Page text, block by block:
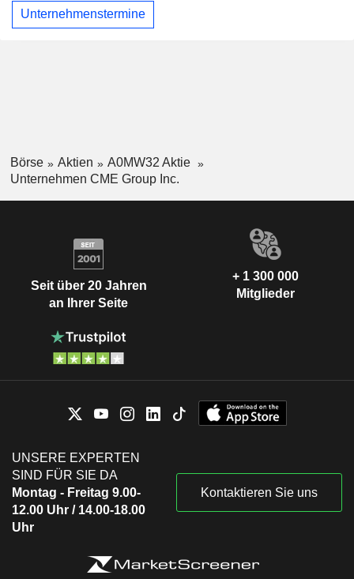
Unternehmenstermine
Börse Aktien
A0MW32 Aktie
Unternehmen CME Group Inc.
Seit über 20 Jahren
an Ihrer Seite
+ 1 300 000
Mitglieder
UNSERE EXPERTEN
SIND FÜR SIE DA
Montag - Freitag 9.00-
12.00 Uhr / 14.00-18.00
Uhr
Kontaktieren Sie uns